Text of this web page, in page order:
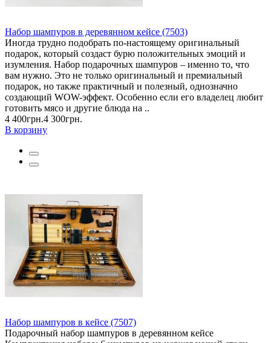
Набор шампуров в деревянном кейсе (7503)
Иногда трудно подобрать по-настоящему оригинальный
подарок, который создаст бурю положительных эмоций и
изумления. Набор подарочных шампуров – именно то, что
вам нужно. Это не только оригинальный и премиальный
подарок, но также практичный и полезный, однозначно
создающий WOW-эффект. Особенно если его владелец любит
готовить мясо и другие блюда на ..
4 400грн.4 300грн.
В корзину
Набор шампуров в кейсе (7507)
Подарочный набор шампуров в деревянном кейсе